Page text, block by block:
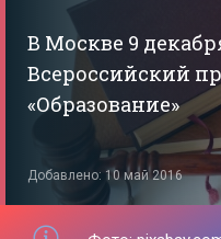
В Москве 9
Всероссийский
«Образование»
Добавлено: 10 май 2016